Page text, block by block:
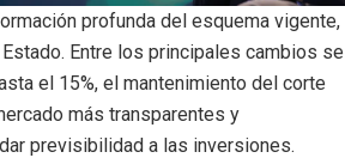
profunda del esquema vigente,
Entre los principales cambios se
el 15%, el mantenimiento del corte
más transparentes y
previsibilidad a las inversiones.